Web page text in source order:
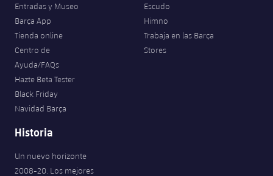
Entradas y Museo
Barça App
Tienda online
Centro de
Ayuda/FAQs
Hazte Beta Tester
Black Friday
Navidad Barça
Escudo
Himno
Trabaja en las Barça
Stores
Historia
Un nuevo horizonte
2008-20. Los mejores